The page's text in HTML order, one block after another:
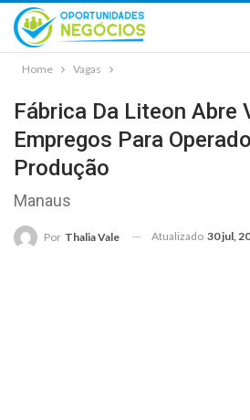
Home Vagas
Fábrica Da Liteon Abre
Empregos Para
Produção
Manaus
Por Thalia Vale Atualizado 30 jul,